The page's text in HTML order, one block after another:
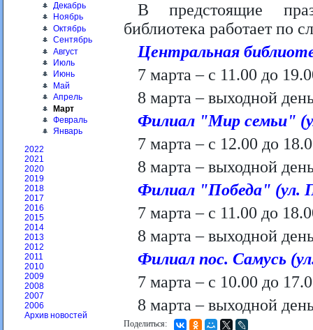
Декабрь
Ноябрь
Октябрь
Сентябрь
Август
Июль
Июнь
Май
Апрель
Март
Февраль
Январь
2022
2021
2020
2019
2018
2017
2016
2015
2014
2013
2012
2011
2010
2009
2008
2007
2006
Архив новостей
В предстоящие
библиотека работает по
Центральная
7 марта – с 11.00 до
8 марта – выходной
Филиал "Мир семьи"
7 марта – с 12.00 до
8 марта – выходной
Филиал "Победа" (ул.
7 марта – с 11.00 до
8 марта – выходной
Филиал пос. Самусь
7 марта – с 10.00 до
8 марта – выходной
Поделиться: